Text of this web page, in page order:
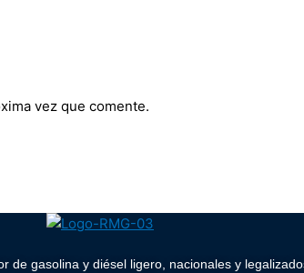
vez que comente.
gasolina y diésel ligero, nacionales y